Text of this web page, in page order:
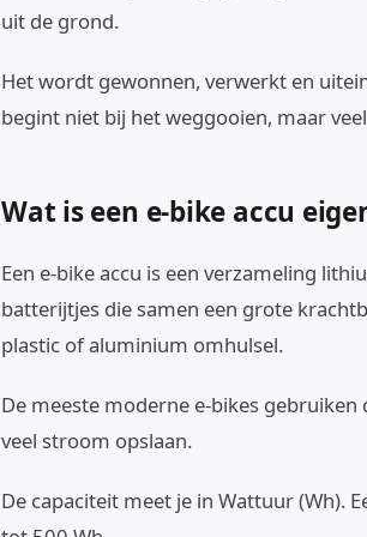
uit de grond.
Het wordt gewonnen, verwerkt en
begint niet bij het weggooien, maar
Wat is een e-bike accu
Een e-bike accu is een verzameling
batterijtjes die samen een grote
plastic of aluminium omhulsel.
De meeste moderne e-bikes
veel stroom opslaan.
De capaciteit meet je in Wattuur (Wh).